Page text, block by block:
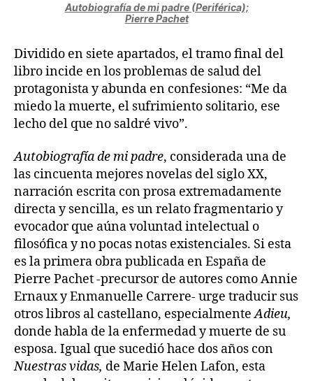
Autobiografía de mi padre (Periférica);
Pierre Pachet
Dividido en siete apartados, el tramo final del
libro incide en los problemas de salud del
protagonista y abunda en confesiones: “Me da
miedo la muerte, el sufrimiento solitario, ese
lecho del que no saldré vivo”.
Autobiografía de mi padre, considerada una de
las cincuenta mejores novelas del siglo XX,
narración escrita con prosa extremadamente
directa y sencilla, es un relato fragmentario y
evocador que aúna voluntad intelectual o
filosófica y no pocas notas existenciales. Si esta
es la primera obra publicada en España de
Pierre Pachet -precursor de autores como Annie
Ernaux y Enmanuelle Carrere- urge traducir sus
otros libros al castellano, especialmenteAdieu,
donde habla de la enfermedad y muerte de su
esposa. Igual que sucedió hace dos años con
Nuestras vidas, de Marie Helen Lafon, esta